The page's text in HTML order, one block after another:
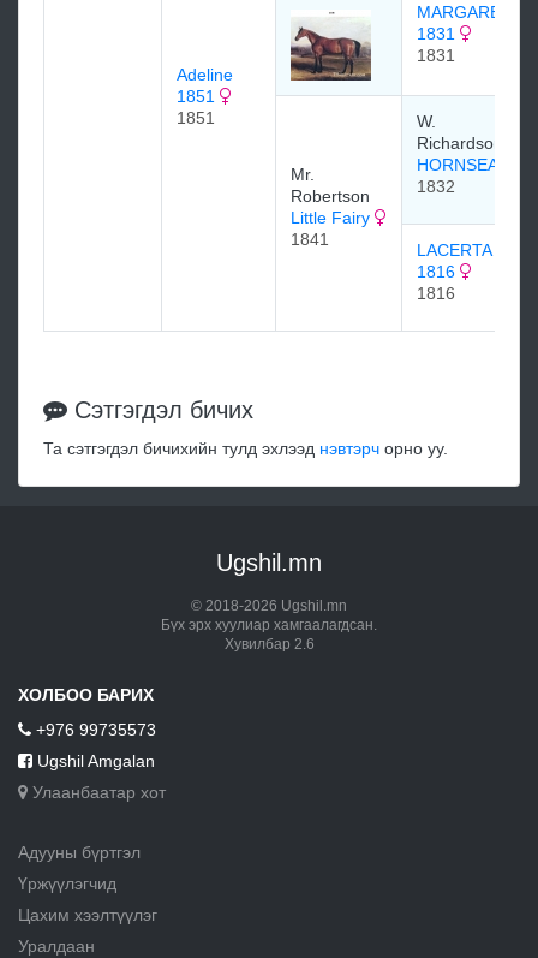
Adeline
1851
1851
MARGARET
1831
1831
Mr.
Robertson
Little Fairy
1841
W.
Richardson
HORNSEA
1832
LACERTA
1816
1816
Сэтгэгдэл бичих
Та сэтгэгдэл бичихийн тулд эхлээд нэвтэрч орно уу.
Ugshil.mn
© 2018-2026 Ugshil.mn
Бүх эрх хуулиар хамгаалагдсан.
Хувилбар 2.6
ХОЛБОО БАРИХ
+976 99735573
Ugshil Amgalan
Улаанбаатар хот
Адууны бүртгэл
Үржүүлэгчид
Цахим хээлтүүлэг
Уралдаан